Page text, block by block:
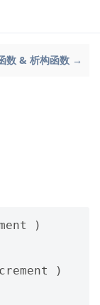
数 & 析构函数 →
)
)